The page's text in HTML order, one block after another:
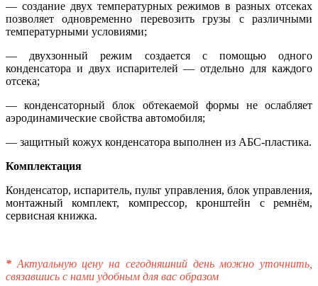
— создание двух температурных режимов в разных отсеках
позволяет одновременно перевозить грузы с различными
температурными условиями;
— двухзонный режим создается с помощью одного
конденсатора и двух испарителей — отдельно для каждого
отсека;
— конденсаторный блок обтекаемой формы не ослабляет
аэродинамические свойства автомобиля;
— защитный кожух конденсатора выполнен из АБС-пластика.
Комплектация
Конденсатор, испаритель, пульт управления, блок управления,
монтажный комплект, компрессор, кронштейн с ремнём,
сервисная книжка.
* Актуальную цену на сегодняшний день можно уточнить,
связавшись с нами удобным для вас образом